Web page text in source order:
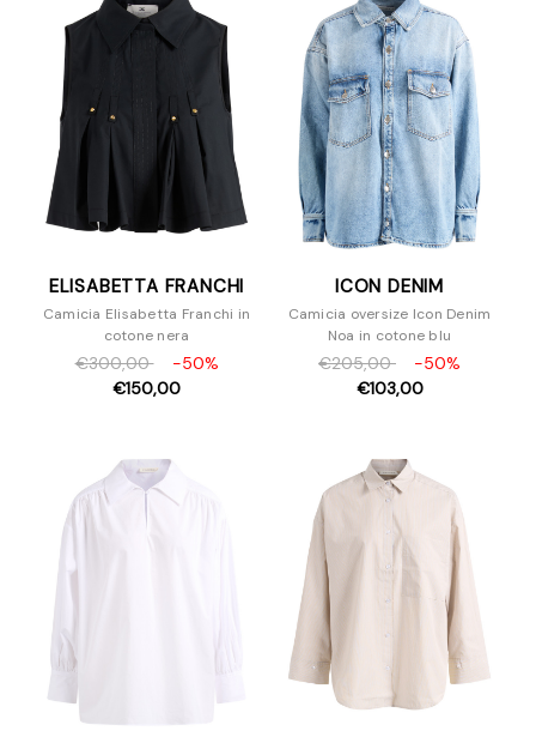
ELISABETTA FRANCHI
Camicia Elisabetta Franchi in
cotone nera
€300,00
-50%
€150,00
ICON DENIM
Camicia oversize Icon Denim
Noa in cotone blu
€205,00
-50%
€103,00